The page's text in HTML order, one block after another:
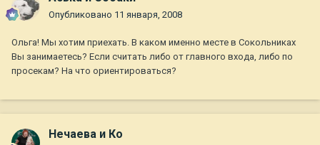
Опубликовано 11 января, 2008
Ольга! Мы хотим приехать. В каком именно месте в Сокольниках
Вы занимаетесь? Если считать либо от главного входа, либо по
просекам? На что ориентироваться?
Нечаева и Ко